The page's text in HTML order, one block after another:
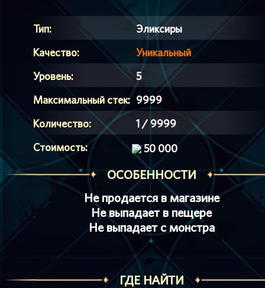
Тип:
Эликсиры
Качество:
Уникальный
Уровень:
5
Максимальный стек: 9999
Количество:
1 / 9999
Стоимость:
50 000
ОСОБЕННОСТИ
Не продается в магазине
Не выпадает в пещере
Не выпадает с монстра
ГДЕ НАЙТИ